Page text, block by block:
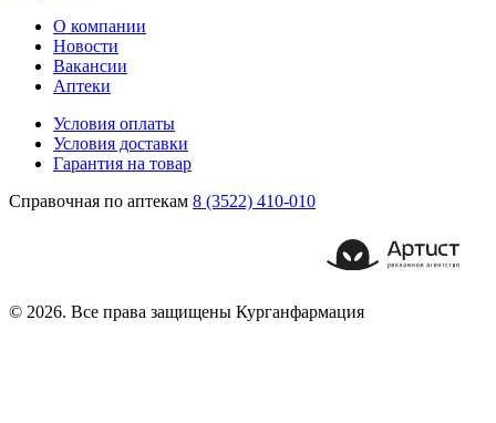
О компании
Новости
Вакансии
Аптеки
Условия оплаты
Условия доставки
Гарантия на товар
Справочная по аптекам 8 (3522) 410-010
© 2026. Все права защищены Курганфармация